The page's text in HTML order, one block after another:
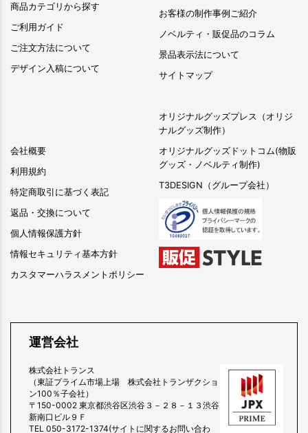
商品カテゴリから探す
ご利用ガイド
ご注文方法について
デザイン入稿について
会社概要
利用規約
特定商取引に基づく表記
返品・交換について
個人情報保護方針
情報セキュリティ基本方針
カスタマーハラスメントポリシー
お客様の制作事例ご紹介
ノベルティ・販促品のコラム
景品表示法について
サイトマップ
オリジナルグッズプレス（オリジ
ナルグッズ制作）
オリジナルグッズドットコム(物販
グッズ・ノベルティ制作)
T3DESIGN（グループ会社）
運営会社
株式会社トランス
（東証プライム市場上場 株式会社トランザクショ
ン100％子会社）
〒150-0002 東京都渋谷区渋谷３－２８－１３渋谷
新南口ビル９Ｆ
TEL 050-3172-1374(サイトに関するお問い合わ